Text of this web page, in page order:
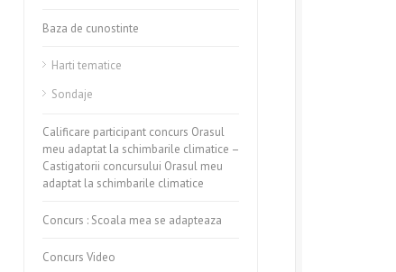
Baza de cunostinte
Harti tematice
Sondaje
Calificare participant concurs Orasul
meu adaptat la schimbarile climatice –
Castigatorii concursului Orasul meu
adaptat la schimbarile climatice
Concurs : Scoala mea se adapteaza
Concurs Video